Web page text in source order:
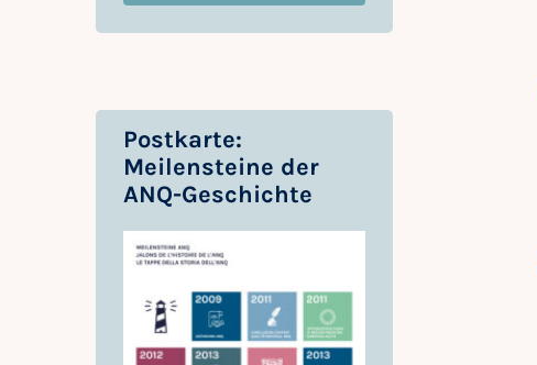
Postkarte:
Meilensteine der
ANQ-Geschichte